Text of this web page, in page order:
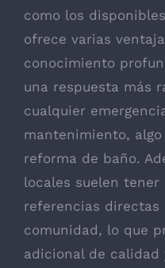
como los
ofrece varias
conocimiento
una respuesta más
cualquier
mantenimiento,
reforma de baño.
locales suelen
referencias
comunidad, lo que
adicional de